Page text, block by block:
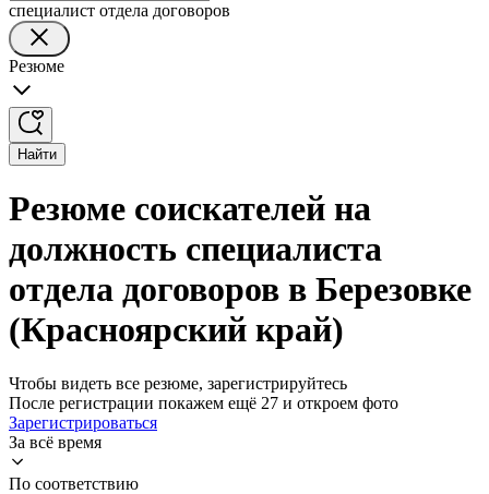
специалист отдела договоров
Резюме
Найти
Резюме соискателей на
должность специалиста
отдела договоров в Березовке
(Красноярский край)
Чтобы видеть все резюме, зарегистрируйтесь
После регистрации покажем ещё 27 и откроем фото
Зарегистрироваться
За всё время
По соответствию